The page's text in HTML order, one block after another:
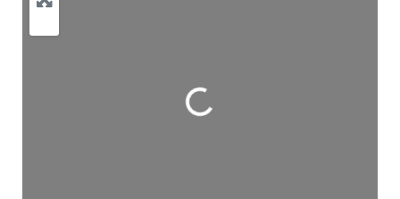
Cargando…